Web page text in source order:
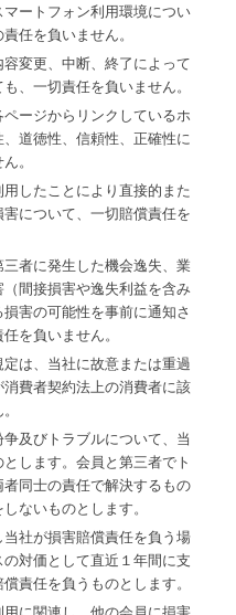
ートフォン利用環境につい
任を負いません。
変更、中断、終了によって
、一切責任を負いません。
ージからリンクしているホ
道徳性、信頼性、正確性に
。
したことにより直接的また
について、一切賠償責任を
者に発生した機会逸失、業
間接損害や逸失利益を含み
害の可能性を事前に通知さ
を負いません。
は、当社に故意または重過
費者契約法上の消費者に該
及びトラブルについて、当
します。会員と第三者でト
同士の責任で解決するもの
ないものとします。
社が損害賠償責任を負う場
対価として直近１年間に支
責任を負うものとします。